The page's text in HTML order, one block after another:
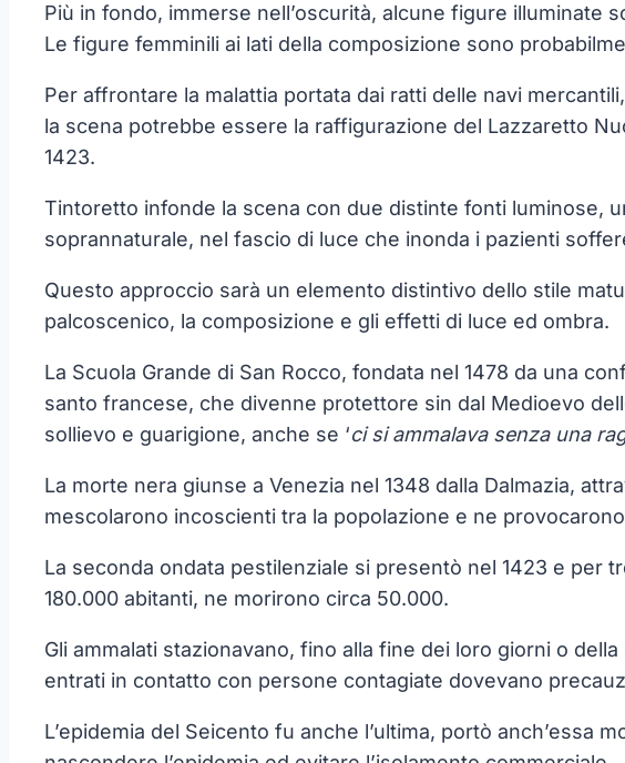
Più in fondo, immerse nell’oscurità, alcune figure illuminate
Le figure femminili ai lati della composizione sono
Per affrontare la malattia portata dai ratti delle navi
la scena potrebbe essere la raffigurazione del Lazzaretto
1423.
Tintoretto infonde la scena con due distinte fonti luminose,
soprannaturale, nel fascio di luce che inonda i pazienti
Questo approccio sarà un elemento distintivo dello stile
palcoscenico, la composizione e gli effetti di luce ed ombra.
La Scuola Grande di San Rocco, fondata nel 1478 da una
santo francese, che divenne protettore sin dal Medioevo
sollievo e guarigione, anche se ‘ci si ammalava senza una
La morte nera giunse a Venezia nel 1348 dalla Dalmazia,
mescolarono incoscienti tra la popolazione e ne
La seconda ondata pestilenziale si presentò nel 1423 e per
180.000 abitanti, ne morirono circa 50.000.
Gli ammalati stazionavano, fino alla fine dei loro giorni o
entrati in contatto con persone contagiate dovevano
L’epidemia del Seicento fu anche l’ultima, portò anch’essa